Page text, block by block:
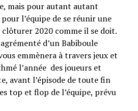
mais pour autant autant
l’équipe de se réunir une
2020 comme il se doit.
d’un Babiboule
emmènera à travers jeux et
l’année des joueurs et
avant l’épisode de toute fin
top et flop de l’équipe, prévu